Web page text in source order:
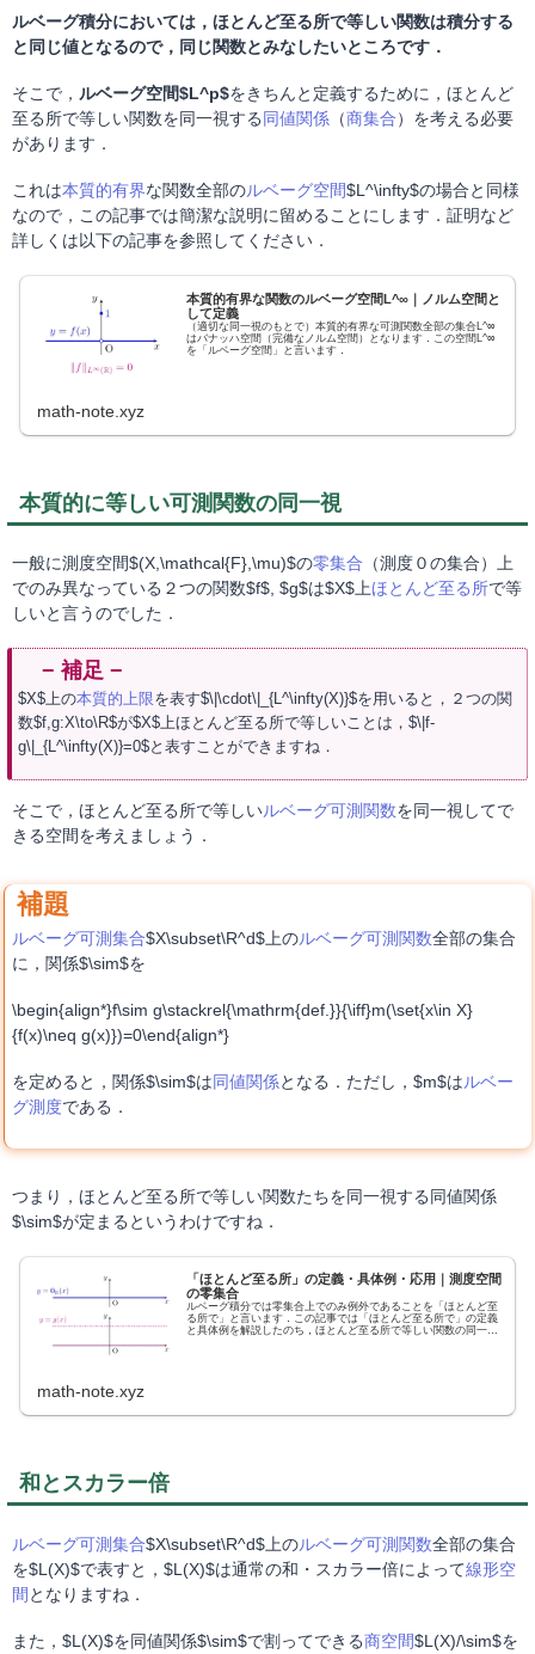
ルベーグ積分においては，ほとんど至る所で等しい関数は積分する
と同じ値となるので，同じ関数とみなしたいところです．
そこで， ルベーグ空間$L^p$をきちんと定義するために，ほとんど
至る所で等しい関数を同一視する 同値関係 （商集合）を考える必要
があります．
これは本質的有界な関数全部のルベーグ空間$L^\infty$の場合と同様
なので，この記事では簡潔な説明に留めることにします．証明など
詳しくは以下の記事を参照してください．
本質的有界な関数のルベーグ空間L^∞｜ノルム空間と
して定義
（適切な同一視のもとで）本質的有界な可測関数全部の集合L^∞
はバナッハ空間（完備なノルム空間）となります．この空間L^∞
を「ルベーグ空間」と言います．
math-note.xyz
本質的に等しい可測関数の同一視
一般に測度空間$(X,\mathcal{F},\mu)$の零集合 （測度０の集合）上
でのみ異なっている２つの関数$f$, $g$は$X$上ほとんど至る所で等
しいと言うのでした．
$X$上の本質的上限を表す$\|\cdot\|_{L^\infty(X)}$を用いると，２つの関
数$f,g:X\to\R$が$X$上ほとんど至る所で等しいことは，$\|f-
g\|_{L^\infty(X)}=0$と表すことができますね．
そこで，ほとんど至る所で等しいルベーグ可測関数を同一視してで
きる空間を考えましょう．
ルベーグ可測集合$X\subset\R^d$上のルベーグ可測関数全部の集合
に，関係$\sim$を
\begin{align*}f\sim g\stackrel{\mathrm{def.}}{\iff}m(\set{x\in X}
{f(x)\neq g(x)})=0\end{align*}
を定めると，関係$\sim$は同値関係となる．ただし，$m$はルベー
グ測度である．
つまり，ほとんど至る所で等しい関数たちを同一視する同値関係
$\sim$が定まるというわけですね．
「ほとんど至る所」の定義・具体例・応用｜測度空間
の零集合
ルベーグ積分では零集合上でのみ例外であることを「ほとんど至
る所で」と言います．この記事では「ほとんど至る所で」の定義
と具体例を解説したのち，ほとんど至る所で等しい関数の同一視
math-note.xyz
和とスカラー倍
ルベーグ可測集合$X\subset\R^d$上のルベーグ可測関数全部の集合
を$L(X)$で表すと，$L(X)$は通常の和・スカラー倍によって線形空
間となりますね．
また，$L(X)$を同値関係$\sim$で割ってできる商空間$L(X)/\sim$を